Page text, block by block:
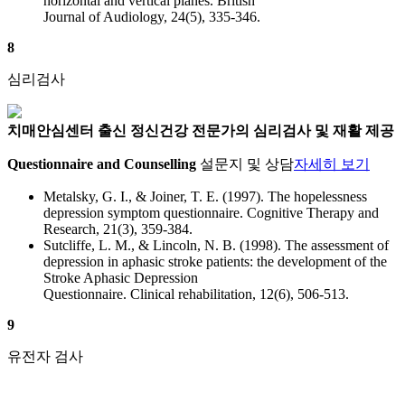
Journal of Audiology, 24(5), 335-346.
8
심리검사
치매안심센터 출신 정신건강 전문가의 심리검사 및 재활 제공
Questionnaire and Counselling 설문지 및 상담자세히 보기
Metalsky, G. I., & Joiner, T. E. (1997). The hopelessness
depression symptom questionnaire. Cognitive Therapy and
Research, 21(3), 359-384.
Sutcliffe, L. M., & Lincoln, N. B. (1998). The assessment of
depression in aphasic stroke patients: the development of the
Stroke Aphasic Depression
Questionnaire. Clinical rehabilitation, 12(6), 506-513.
9
유전자 검사